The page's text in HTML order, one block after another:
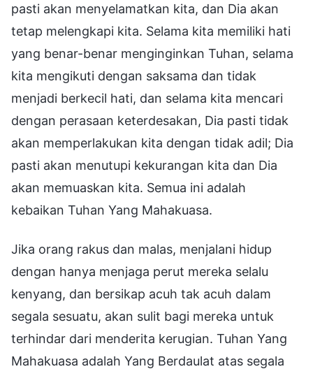
pasti akan menyelamatkan kita, dan Dia akan
tetap melengkapi kita. Selama kita memiliki hati
yang benar-benar menginginkan Tuhan, selama
kita mengikuti dengan saksama dan tidak
menjadi berkecil hati, dan selama kita mencari
dengan perasaan keterdesakan, Dia pasti tidak
akan memperlakukan kita dengan tidak adil; Dia
pasti akan menutupi kekurangan kita dan Dia
akan memuaskan kita. Semua ini adalah
kebaikan Tuhan Yang Mahakuasa.
Jika orang rakus dan malas, menjalani hidup
dengan hanya menjaga perut mereka selalu
kenyang, dan bersikap acuh tak acuh dalam
segala sesuatu, akan sulit bagi mereka untuk
terhindar dari menderita kerugian. Tuhan Yang
Mahakuasa adalah Yang Berdaulat atas segala